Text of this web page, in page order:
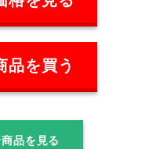
品を買う
品を見る